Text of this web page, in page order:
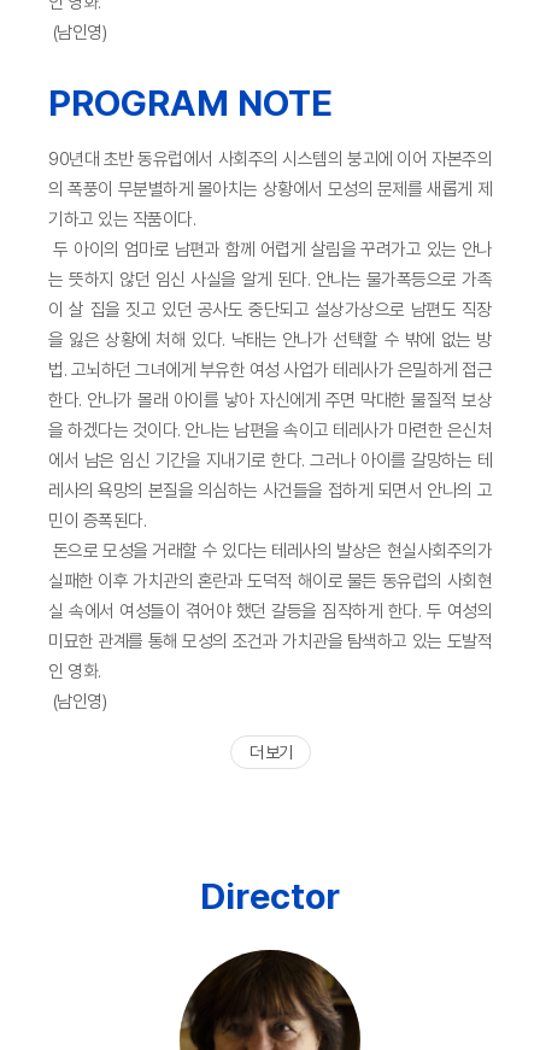
(남인영)
PROGRAM NOTE
90년대 초반 동유럽에서 사회주의 시스템의 붕괴에 이어 자본주의
의 폭풍이 무분별하게 몰아치는 상황에서 모성의 문제를 새롭게 제
기하고 있는 작품이다.
두 아이의 엄마로 남편과 함께 어렵게 살림을 꾸려가고 있는 안나
는 뜻하지 않던 임신 사실을 알게 된다. 안나는 물가폭등으로 가족
이 살 집을 짓고 있던 공사도 중단되고 설상가상으로 남편도 직장
을 잃은 상황에 처해 있다. 낙태는 안나가 선택할 수 밖에 없는 방
법. 고뇌하던 그녀에게 부유한 여성 사업가 테레사가 은밀하게 접근
한다. 안나가 몰래 아이를 낳아 자신에게 주면 막대한 물질적 보상
을 하겠다는 것이다. 안나는 남편을 속이고 테레사가 마련한 은신처
에서 남은 임신 기간을 지내기로 한다. 그러나 아이를 갈망하는 테
레사의 욕망의 본질을 의심하는 사건들을 접하게 되면서 안나의 고
민이 증폭된다.
돈으로 모성을 거래할 수 있다는 테레사의 발상은 현실사회주의가
실패한 이후 가치관의 혼란과 도덕적 해이로 물든 동유럽의 사회현
실 속에서 여성들이 겪어야 했던 갈등을 짐작하게 한다. 두 여성의
미묘한 관계를 통해 모성의 조건과 가치관을 탐색하고 있는 도발적
인 영화.
(남인영)
더 보기
Director